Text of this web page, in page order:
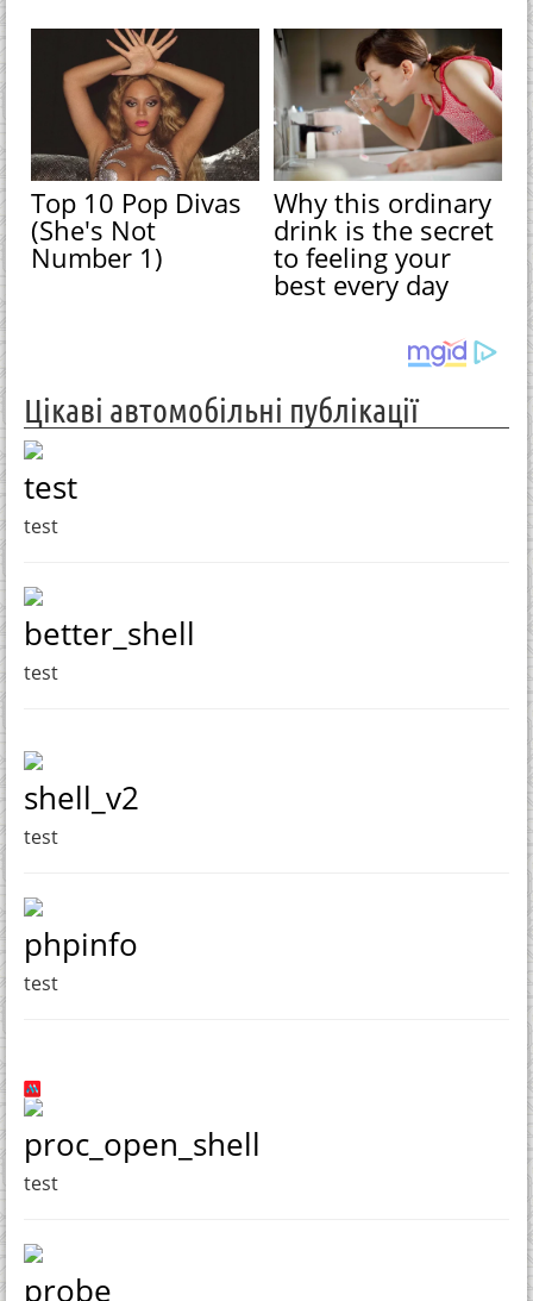
Top 10 Pop Divas
(She's Not
Number 1)
Why this ordinary
drink is the secret
to feeling your
best every day
Цікаві автомобільні публікації
test
test
better_shell
test
shell_v2
test
phpinfo
test
proc_open_shell
test
probe